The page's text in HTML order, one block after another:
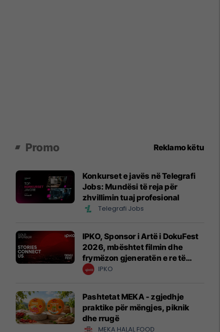
Promo Reklamo këtu
Konkurset e javës në Telegrafi
Jobs: Mundësi të reja për
zhvillimin tuaj profesional
Telegrafi Jobs
IPKO, Sponsor i Artë i DokuFest
2026, mbështet filmin dhe
frymëzon gjeneratën e re të
krijuesve
IPKO
Pashtetat MEKA - zgjedhje
praktike për mëngjes, piknik
dhe rrugë
MEKA HALAL FOOD